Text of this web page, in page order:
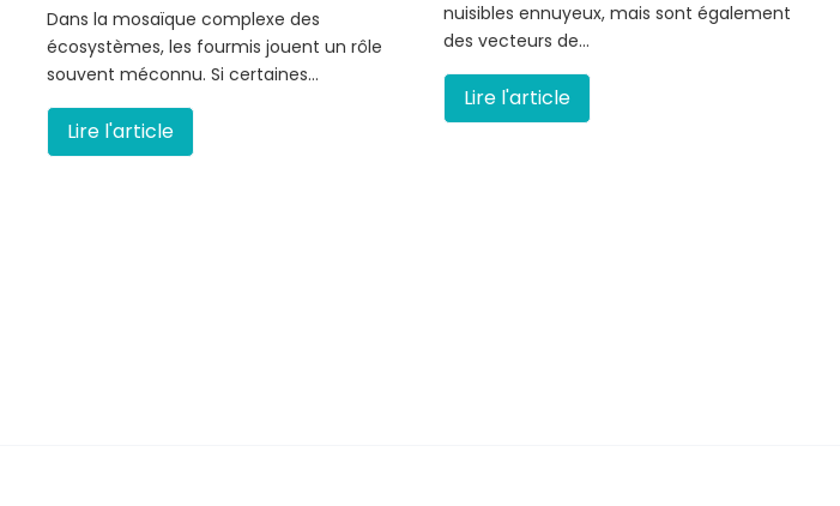
Dans la mosaïque complexe des
écosystèmes, les fourmis jouent un rôle
souvent méconnu. Si certaines…
Lire l'article
nuisibles ennuyeux, mais sont également
des vecteurs de…
Lire l'article